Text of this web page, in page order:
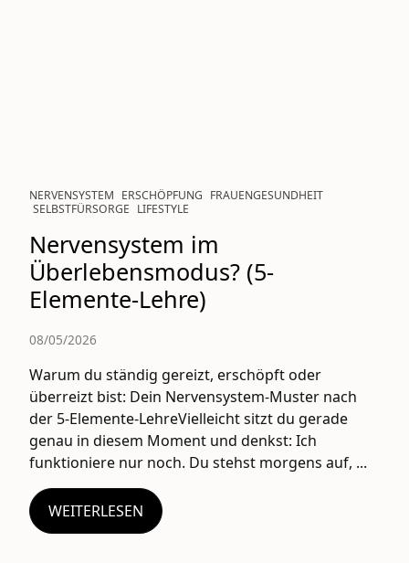
NERVENSYSTEM ERSCHÖPFUNG FRAUENGESUNDHEIT
SELBSTFÜRSORGE LIFESTYLE
Nervensystem im
Überlebensmodus? (5-
Elemente-Lehre)
08/05/2026
Warum du ständig gereizt, erschöpft oder
überreizt bist: Dein Nervensystem-Muster nach
der 5-Elemente-LehreVielleicht sitzt du gerade
genau in diesem Moment und denkst: Ich
funktioniere nur noch. Du stehst morgens auf, ...
WEITERLESEN